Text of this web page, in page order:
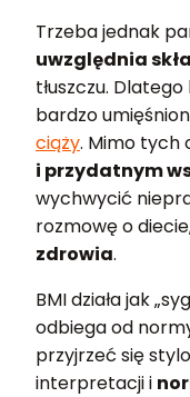
Trzeba jednak
uwzględnia
tłuszczu.
bardzo
ciąży. Mimo tych
i przydatnym
wychwycić
rozmowę o
zdrowia.
BMI działa jak
odbiega od
przyjrzeć się
interpretacji i